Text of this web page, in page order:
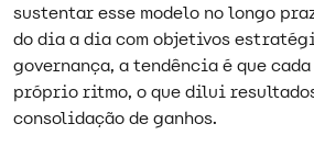
sustentar esse modelo no longo
do dia a dia com objetivos
governança, a tendência é que
próprio ritmo, o que dilui
consolidação de ganhos.